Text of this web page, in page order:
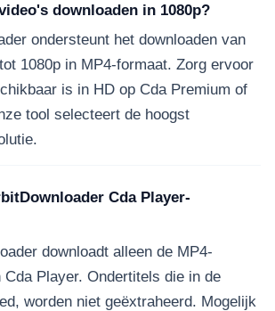
downloaden in 1080p?
ondersteunt het downloaden van
1080p in MP4-formaat. Zorg ervoor
is in HD op Cda Premium of
tool selecteert de hoogst
Cda Player-
downloadt alleen de MP4-
Player. Ondertitels die in de
worden niet geëxtraheerd. Mogelijk